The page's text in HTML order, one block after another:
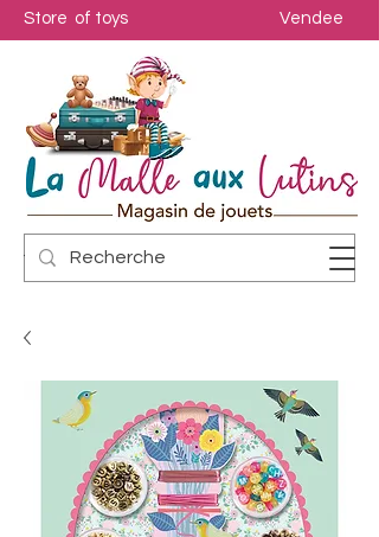
Store of toys Vendee